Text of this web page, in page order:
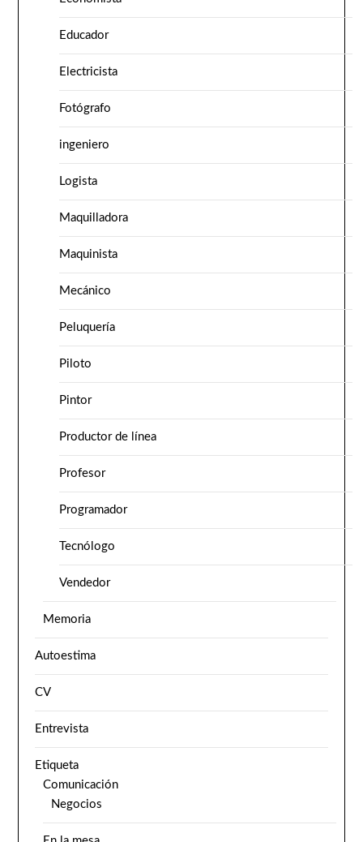
Educador
Electricista
Fotógrafo
ingeniero
Logista
Maquilladora
Maquinista
Mecánico
Peluquería
Piloto
Pintor
Productor de línea
Profesor
Programador
Tecnólogo
Vendedor
Memoria
Autoestima
CV
Entrevista
Etiqueta
Comunicación
Negocios